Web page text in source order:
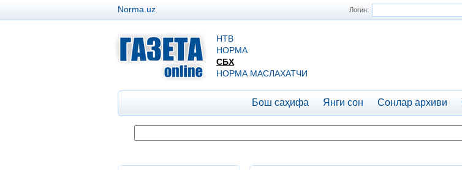
Логин:
Norma.uz
НТВ
НОРМА
СБХ
НОРМА МАСЛАХАТЧИ
Бош саҳифа Янги сон Сонлар архиви